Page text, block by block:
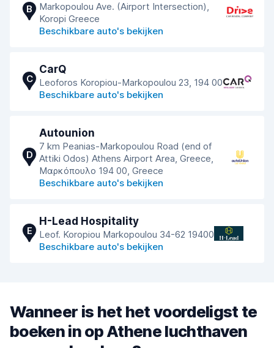
B
Markopoulou Ave. (Airport Intersection),
Koropi Greece
Beschikbare auto's bekijken
C
CarQ
Leoforos Koropiou-Markopoulou 23, 194 00
Beschikbare auto's bekijken
D
Autounion
7 km Peanias-Markopoulou Road (end of
Attiki Odos) Athens Airport Area, Greece,
Μαρκόπουλο 194 00, Greece
Beschikbare auto's bekijken
E
H-Lead Hospitality
Leof. Koropiou Markopoulou 34-62 19400
Beschikbare auto's bekijken
Wanneer is het het voordeligst te
boeken in op Athene luchthaven